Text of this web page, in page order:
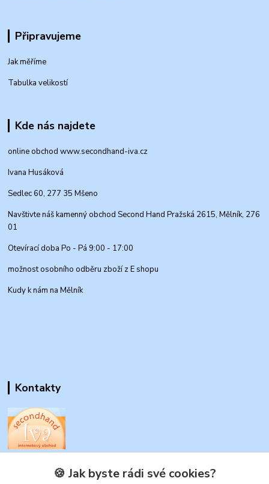
Připravujeme
Jak měříme
Tabulka velikostí
Kde nás najdete
online obchod www.secondhand-iva.cz
Ivana Husáková
Sedlec 60, 277 35 Mšeno
Navštivte náš kamenný obchod Second Hand Pražská 2615, Mělník, 276
01
Otevírací doba Po - Pá 9:00 - 17:00
možnost osobního odběru zboží z E shopu
Kudy k nám na Mělník
Kontakty
🍪 Jak byste rádi své cookies?